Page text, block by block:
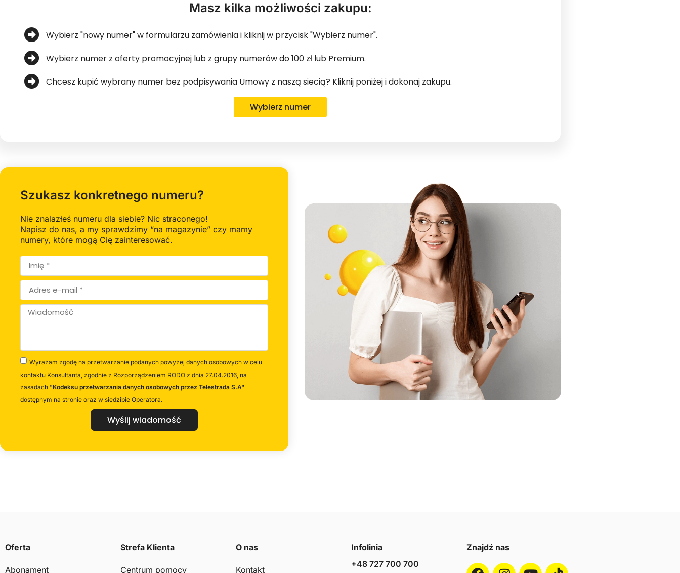
Masz kilka możliwości zakupu:
Wybierz "nowy numer" w formularzu zamówienia i kliknij w przycisk "Wybierz numer".
Wybierz numer z oferty promocyjnej lub z grupy numerów do 100 zł lub Premium.
Chcesz kupić wybrany numer bez podpisywania Umowy z naszą siecią? Kliknij poniżej i dokonaj zakupu.
Wybierz numer
Szukasz konkretnego numeru?
Nie znalazłeś numeru dla siebie? Nic straconego!
Napisz do nas, a my sprawdzimy “na magazynie” czy mamy
numery, które mogą Cię zainteresować.
Wyrażam zgodę na przetwarzanie podanych powyżej danych osobowych w celu
kontaktu Konsultanta, zgodnie z Rozporządzeniem RODO z dnia 27.04.2016, na
zasadach "Kodeksu przetwarzania danych osobowych przez Telestrada S.A"
dostępnym na stronie oraz w siedzibie Operatora.
Wyślij wiadomość
Oferta
Abonament
Strefa Klienta
Centrum pomocy
O nas
Kontakt
Infolinia
+48 727 700 700
Znajdź nas